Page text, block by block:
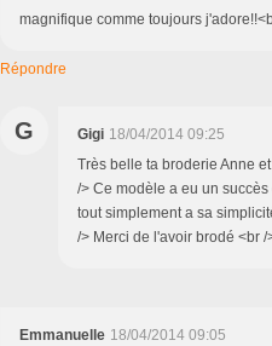
magnifique comme toujours
Répondre
G Gigi 18/04/2014 09:25
Très belle ta broderie Anne
/> Ce modèle a eu un
tout simplement a sa
/> Merci de l'avoir brodé <br /
Emmanuelle 18/04/2014 09:05